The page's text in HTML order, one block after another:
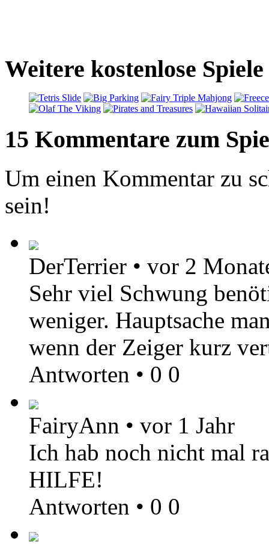
Weitere kostenlose
15 Kommentare zum
Um einen Kommentar zu
sein!
DerTerrier • vor 2
Sehr viel Schwung
weniger. Hauptsache
wenn der Zeiger kurz
Antworten • 0 0
FairyAnn • vor 1 Jahr
Ich hab noch nicht mal
HILFE!
Antworten • 0 0